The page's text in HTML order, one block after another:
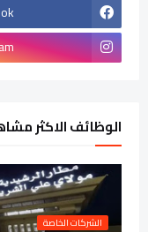
الوظائف الاكثر
الشركات الخاصة